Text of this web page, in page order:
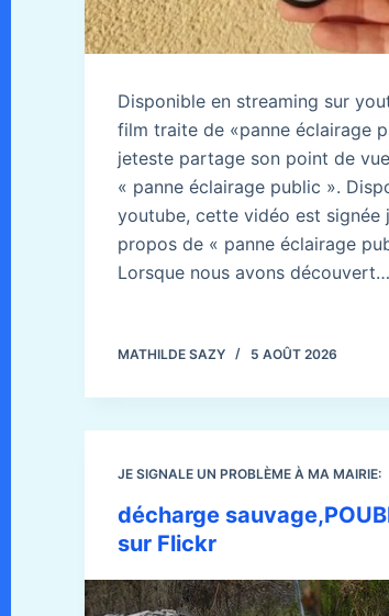
Disponible en streaming sur
film traite de «panne éclairage
jeteste partage son point de
« panne éclairage public ».
youtube, cette vidéo est signée
propos de « panne éclairage
Lorsque nous avons découvert…
MATHILDE SAZY 5 AOÛT 2026
JE SIGNALE UN PROBLÈME À MA MAIRIE:
décharge
sur Flickr